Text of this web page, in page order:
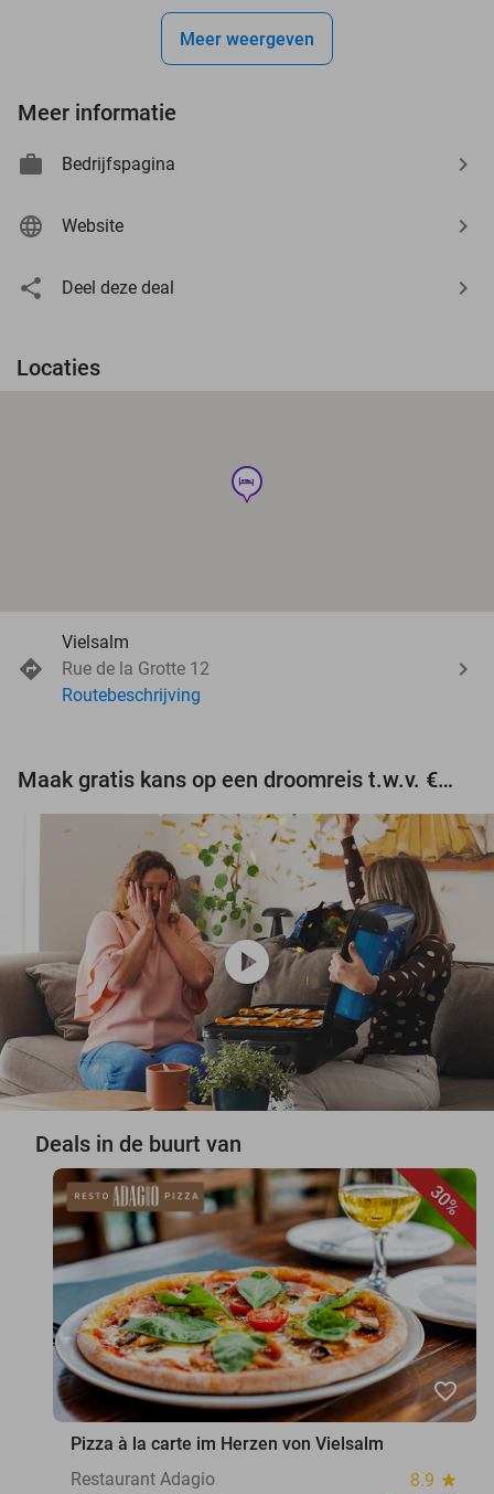
Meer weergeven
Meer informatie
Bedrijfspagina
Website
Deel deze deal
Locaties
hotel
Vielsalm
Rue de la Grotte 12
Routebeschrijving
Maak gratis kans op een droomreis t.w.v. €3.000!
play_circle
Deals in de buurt van
30%
favorite_border
Pizza à la carte im Herzen von Vielsalm
Restaurant Adagio
8.9 star